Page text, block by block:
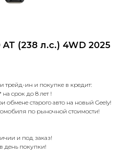
(238 л.с.) 4WD 2025
трейд-ин и покупке в кредит:
на срок до 8 лет !
старого авто на новый Geely!
по рыночной стоимости!
и под заказ!
день покупки!